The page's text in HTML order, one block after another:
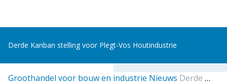
Derde Kanban stelling voor Plegt-Vos Houtindustrie
groothandel voor bouw en industrie nieuws derde kanban stelling voor plegt vos houtindustrie